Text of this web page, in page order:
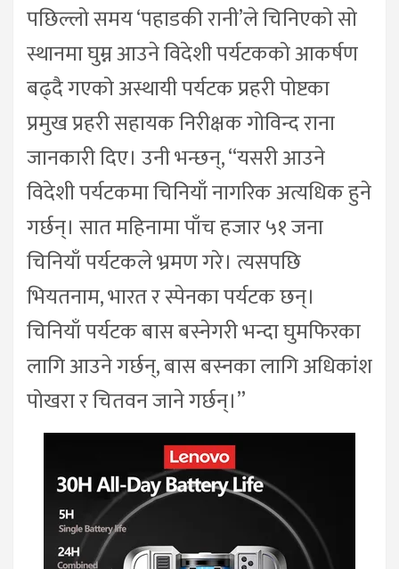
पछिल्लो समय ‘पहाडकी रानी’ले चिनिएको सो
स्थानमा घुम्न आउने विदेशी पर्यटकको आकर्षण
बढ्दै गएको अस्थायी पर्यटक प्रहरी पोष्टका
प्रमुख प्रहरी सहायक निरीक्षक गोविन्द राना
जानकारी दिए। उनी भन्छन्, “यसरी आउने
विदेशी पर्यटकमा चिनियाँ नागरिक अत्यधिक हुने
गर्छन्। सात महिनामा पाँच हजार ५१ जना
चिनियाँ पर्यटकले भ्रमण गरे। त्यसपछि
भियतनाम, भारत र स्पेनका पर्यटक छन्।
चिनियाँ पर्यटक बास बस्नेगरी भन्दा घुमफिरका
लागि आउने गर्छन्, बास बस्नका लागि अधिकांश
पोखरा र चितवन जाने गर्छन्।”